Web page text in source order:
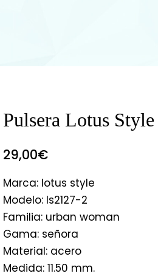
Pulsera Lotus
29,00€
Marca: lotus style
Modelo: ls2127-2
Familia: urban woman
Gama: señora
Material: acero
Medida: 11.50 mm.